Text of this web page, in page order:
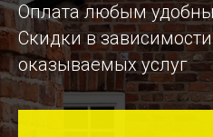
Оплата любым
Скидки в
оказываемых услуг